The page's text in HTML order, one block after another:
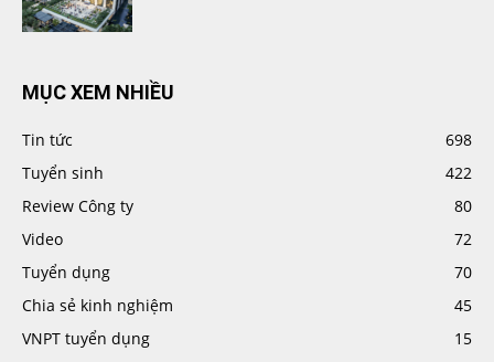
MỤC XEM NHIỀU
Tin tức
698
Tuyển sinh
422
Review Công ty
80
Video
72
Tuyển dụng
70
Chia sẻ kinh nghiệm
45
VNPT tuyển dụng
15